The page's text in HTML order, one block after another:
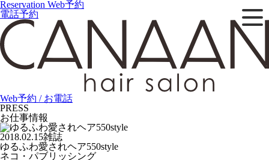
Reservation Web予約
電話予約
Web予約 / お電話
PRESS
お仕事情報
2018.02.15雑誌
ゆるふわ愛されヘア550style
ネコ・パブリッシング